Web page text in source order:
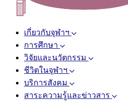
เกี่ยวกับจุฬาฯ
การศึกษา
วิจัยและนวัตกรรม
ชีวิตในจุฬาฯ
บริการสังคม
สาระความรู้และข่าวสาร